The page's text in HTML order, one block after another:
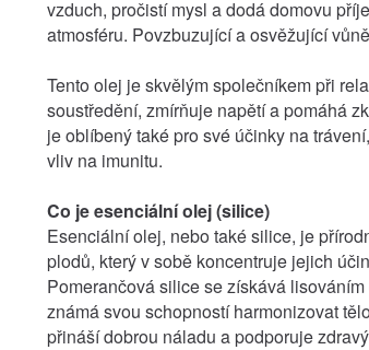
vzduch, pročistí mysl a dodá domovu
atmosféru. Povzbuzující a osvěžující vůně
Tento olej je skvělým společníkem při
soustředění, zmírňuje napětí a pomáhá
je oblíbený také pro své účinky na
vliv na imunitu.
Co je esenciální olej (silice)
Esenciální olej, nebo také silice, je
plodů, který v sobě koncentruje jejich
Pomerančová silice se získává
známá svou schopností harmonizovat
přináší dobrou náladu a podporuje